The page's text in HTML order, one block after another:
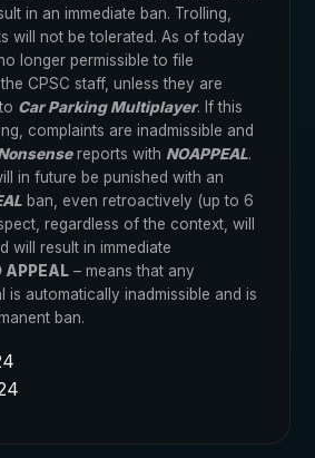
in an immediate ban. Trolling,
will not be tolerated. As of today
longer permissible to file
CPSC staff, unless they are
Car Parking Multiplayer. If this
complaints are inadmissible and
reports with NOAPPEAL.
in future be punished with an
ban, even retroactively (up to 6
regardless of the context, will
will result in immediate
APPEAL – means that any
is automatically inadmissible and is
ban.